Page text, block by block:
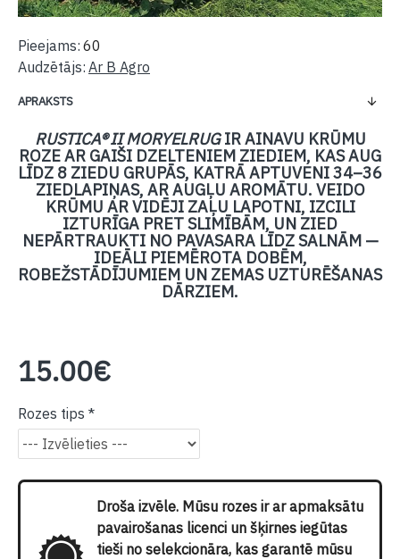
APRAKSTS
RUSTICA® II MORYELRUGIR AINAVU KRŪMU
ROZE AR GAIŠI DZELTENIEM ZIEDIEM, KAS AUG
LĪDZ 8 ZIEDU GRUPĀS, KATRĀ APTUVENI 34–36
ZIEDLAPIŅAS, ARAUGĻU AROMĀTU. VEIDO
KRŪMU AR VIDĒJI ZAĻU LAPOTNI, IZCILI
IZTURĪGA PRET SLIMĪBĀM, UN ZIED
NEPĀRTRAUKTI NO PAVASARA LĪDZ SALNĀM—
IDEĀLI PIEMĒROTA DOBĒM,
ROBEŽSTĀDĪJUMIEM UN ZEMAS UZTURĒŠANAS
DĀRZIEM.
Pieejams: 60
Audzētājs: Ar B Agro
15.00€
Rozes tips
Droša izvēle. Mūsu rozes ir ar apmaksātu
pavairošanas licenci un šķirnes iegūtas
tieši no selekcionāra, kas garantē mūsu